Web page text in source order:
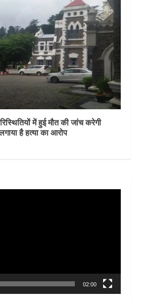
में हुई मौत की जांच करेगी
है हत्या का आरोप
02:00